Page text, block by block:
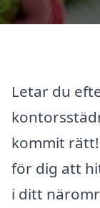
Letar du
kommit
för dig att
i ditt